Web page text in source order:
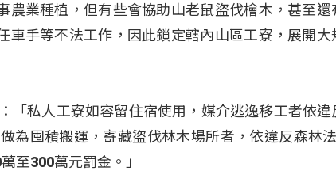
農業種植，但有些會協助山老鼠盜伐檜木，甚至還
車手等不法工作，因此鎖定轄內山區工寮，展開大
「私人工寮如容留住宿使用，媒介逃逸移工者依違
為囤積搬運，寄藏盜伐林木場所者，依違反森林
至300萬元罰金。」